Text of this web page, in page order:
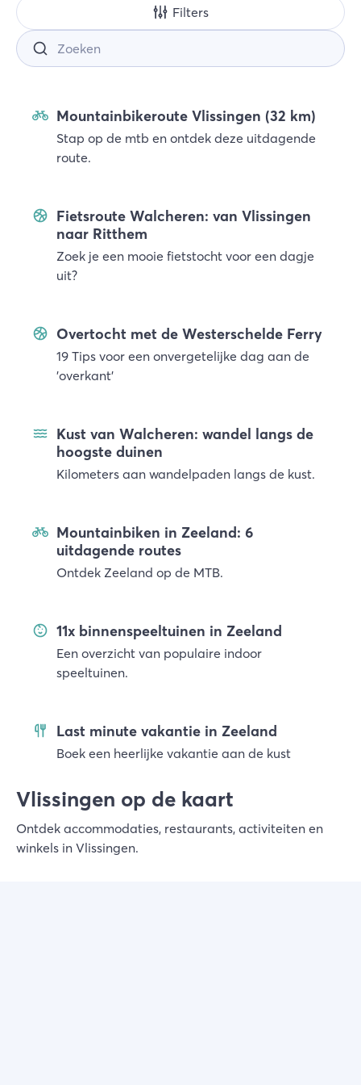
Zoek
Filters
Mountainbikeroute Vlissingen (32 km)
Stap op de mtb en ontdek deze uitdagende
route.
Fietsroute Walcheren: van Vlissingen
naar Ritthem
Zoek je een mooie fietstocht voor een dagje
uit?
Overtocht met de Westerschelde Ferry
19 Tips voor een onvergetelijke dag aan de
'overkant'
Kust van Walcheren: wandel langs de
hoogste duinen
Kilometers aan wandelpaden langs de kust.
Mountainbiken in Zeeland: 6
uitdagende routes
Ontdek Zeeland op de MTB.
11x binnenspeeltuinen in Zeeland
Een overzicht van populaire indoor
speeltuinen.
Last minute vakantie in Zeeland
Boek een heerlijke vakantie aan de kust
Vlissingen op de kaart
Ontdek accommodaties, restaurants, activiteiten en
winkels in Vlissingen.